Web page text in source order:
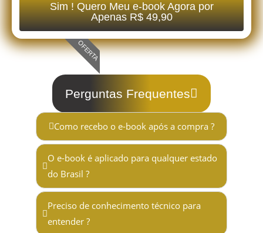
Sim ! Quero Meu e-book Agora por
Apenas R$ 49,90
OFERTA
Perguntas Frequentes
Como recebo o e-book após a compra ?
O e-book é aplicado para qualquer estado
do Brasil ?
Preciso de conhecimento técnico para
entender ?